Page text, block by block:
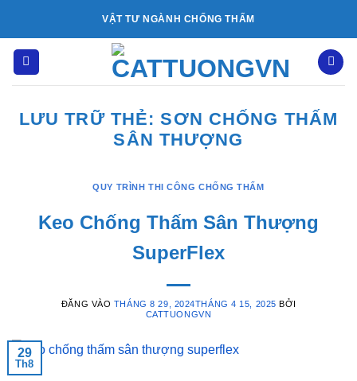
nội
dung
VẬT TƯ NGÀNH CHỐNG THẤM
LƯU TRỮ THẺ:SƠN CHỐNG THẤM
SÂN THƯỢNG
QUY TRÌNH THI CÔNG CHỐNG THẤM
Keo Chống Thấm Sân Thượng
SuperFlex
ĐĂNG VÀO THÁNG 8 29, 2024THÁNG 4 15, 2025 BỞI
CATTUONGVN
29
Th8